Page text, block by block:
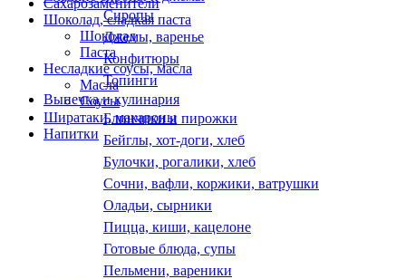
Сахарозаменители
Шоколад, сладкая паста
Шоколад
Паста
Несладкие соусы, масла
Масла
Соусы
Ширатаки, макароны
Напитки
Сиропы
Джемы, варенье
Конфитюры
Топинги
Выпечка и кулинария
Блинчики и пирожки
Бейглы, хот-доги, хлеб
Булочки, рогалики, хлеб
Сочни, вафли, коржики, ватрушки
Оладьи, сырники
Пицца, киши, кацелоне
Готовые блюда, супы
Пельмени, вареники